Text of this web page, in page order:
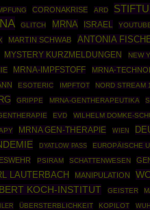
CORONAKRISE ARD
GLITCH MRNA ISRAEL
MARTIN SCHWAB ANTONIA
MYSTERY KURZMELDUNGEN NEW
MRNA-IMPFSTOFF MRNA-
ESOTERIC IMPFTOT NORD STREAM 1
GRIPPE MRNA-GENTHERAPEUTIKA
EVD WILHELM DOMKE-
MRNA GEN-THERAPIE WIEN
DYATLOW PASS EUROPÄISCHE
PSIRAM SCHATTENWESEN
LAUTERBACH MANIPULATION
KOCH-INSTITUT GEISTER
ÜBERSTERBLICHKEIT KOPILOT